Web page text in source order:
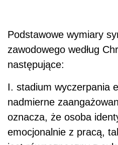
Podstawowe wymiary
zawodowego według
następujące:
I. stadium wyczerpania
nadmierne
oznacza, że osoba
emocjonalnie z pracą,